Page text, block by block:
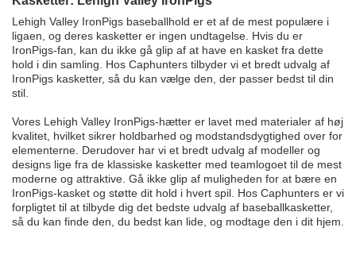
Lehigh Valley IronPigs baseballhold er et af de mest populære i
ligaen, og deres kasketter er ingen undtagelse. Hvis du er
IronPigs-fan, kan du ikke gå glip af at have en kasket fra dette
hold i din samling. Hos Caphunters tilbyder vi et bredt udvalg af
IronPigs kasketter, så du kan vælge den, der passer bedst til din
stil.
Vores Lehigh Valley IronPigs-hætter er lavet med materialer af høj
kvalitet, hvilket sikrer holdbarhed og modstandsdygtighed over for
elementerne. Derudover har vi et bredt udvalg af modeller og
designs lige fra de klassiske kasketter med teamlogoet til de mest
moderne og attraktive. Gå ikke glip af muligheden for at bære en
IronPigs-kasket og støtte dit hold i hvert spil. Hos Caphunters er vi
forpligtet til at tilbyde dig det bedste udvalg af baseballkasketter,
så du kan finde den, du bedst kan lide, og modtage den i dit hjem.